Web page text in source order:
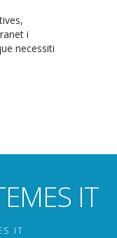
i
necessiti
IT
IT